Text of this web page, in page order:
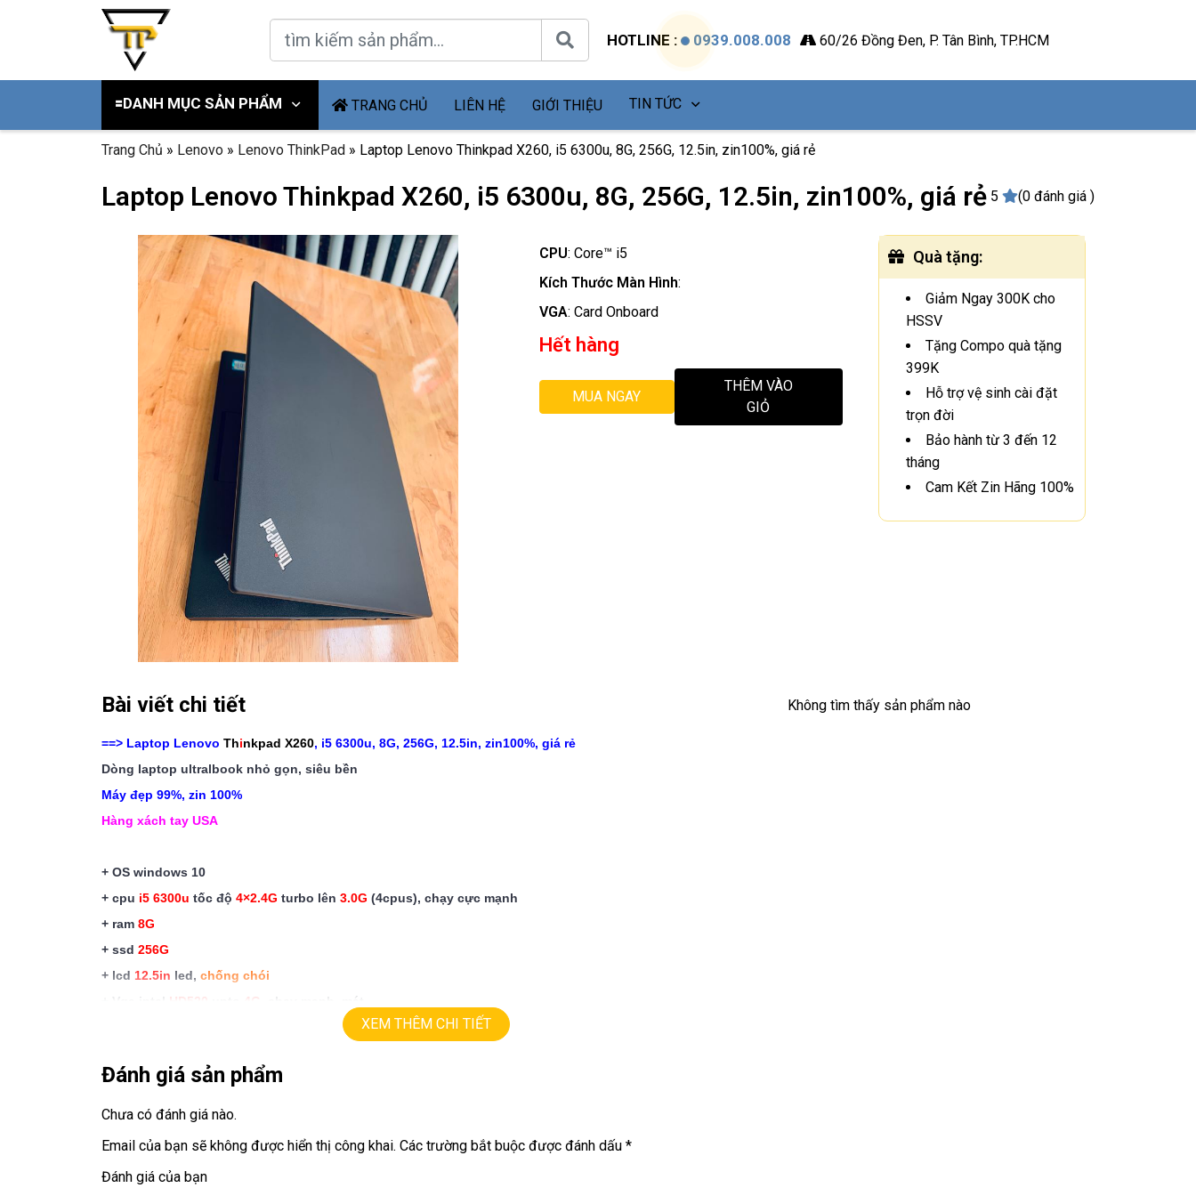
HOTLINE : 0939.008.008 60/26 Đồng Đen, P. Tân Bình, TP.HCM
🟰DANH MỤC SẢN PHẨM TRANG CHỦ LIÊN HỆ GIỚI THIỆU TIN TỨC
Trang Chủ » Lenovo » Lenovo ThinkPad » Laptop Lenovo Thinkpad X260, i5 6300u, 8G, 256G, 12.5in, zin100%, giá rẻ
Laptop Lenovo Thinkpad X260, i5 6300u, 8G, 256G, 12.5in, zin100%, giá rẻ 5 (0 đánh giá )
CPU: Core™ i5
Kích Thước Màn Hình:
VGA: Card Onboard
Hết hàng
MUA NGAY
THÊM VÀO
GIỎ
Quà tặng:
Giảm Ngay 300K cho
HSSV
Tặng Compo quà tặng
399K
Hỗ trợ vệ sinh cài đặt
trọn đời
Bảo hành từ 3 đến 12
tháng
Cam Kết Zin Hãng 100%
Bài viết chi tiết
==> Laptop Lenovo Thinkpad X260, i5 6300u, 8G, 256G, 12.5in, zin100%, giá rẻ
Dòng laptop ultralbook nhỏ gọn, siêu bền
Máy đẹp 99%, zin 100%
Hàng xách tay USA
+ OS windows 10
+ cpu i5 6300u tốc độ 4×2.4G turbo lên 3.0G (4cpus), chạy cực mạnh
+ ram 8G
+ ssd 256G
+ lcd 12.5in led, chống chói
HD520 4G
, chạy mạnh, mát
+ phím chiclet, có đèn phím
Thinkpad X260
XEM THÊM CHI TIẾT
Đánh giá sản phẩm
Chưa có đánh giá nào.
Email của bạn sẽ không được hiển thị công khai. Các trường bắt buộc được đánh dấu *
Đánh giá của bạn
Không tìm thấy sản phẩm nào